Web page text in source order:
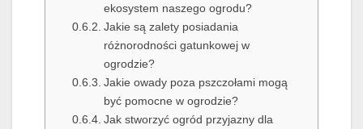
ekosystem naszego ogrodu?
Jakie są zalety posiadania
różnorodności gatunkowej w
ogrodzie?
Jakie owady poza pszczołami mogą
być pomocne w ogrodzie?
Jak stworzyć ogród przyjazny dla